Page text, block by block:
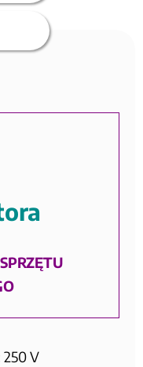
250 V